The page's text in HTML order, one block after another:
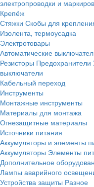
электропроводки и
Крепёж
Стяжки Скобы для
Изолента, термоусадка
Электротовары
Автоматические
Резисторы Предохранители
выключатели
Кабельный переход
Инструменты
Монтажные инструменты
Материалы для монтажа
Огнезащитные материалы
Источники питания
Аккумуляторы и элементы
Аккумуляторы Элементы
Дополнительное
Лампы аварийного
Устройства защиты Разное